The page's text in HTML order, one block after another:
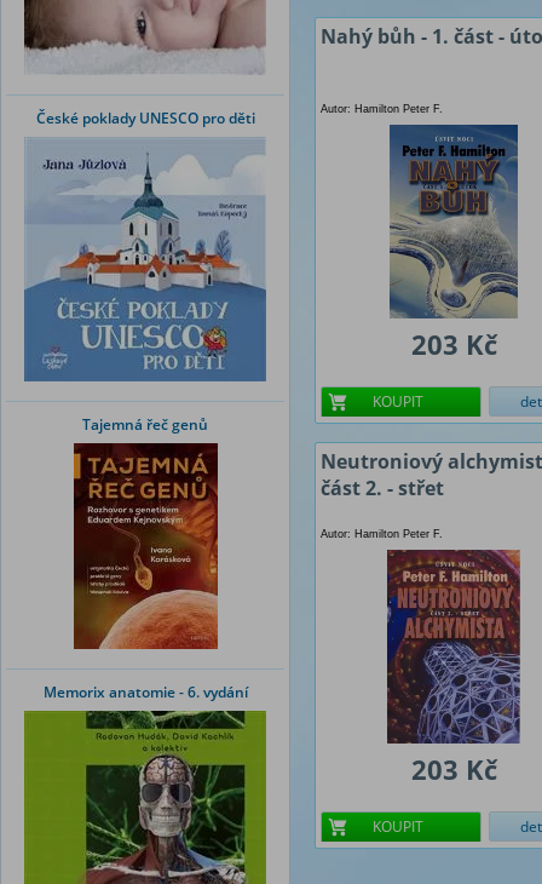
České poklady UNESCO pro děti
Tajemná řeč genů
Memorix anatomie - 6. vydání
Nahý bůh - 1. část -
Autor: Hamilton Peter F.
203 Kč
KOUPIT
Neutroniový
část 2. - střet
Autor: Hamilton Peter F.
203 Kč
KOUPIT